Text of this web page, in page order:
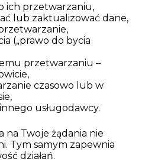
ich przetwarzaniu,
lub zaktualizować dane,
(„prawo do bycia
przetwarzaniu –
czasowo lub w
usługodawcy.
Twoje żądania nie
Tym samym zapewnia
działań.